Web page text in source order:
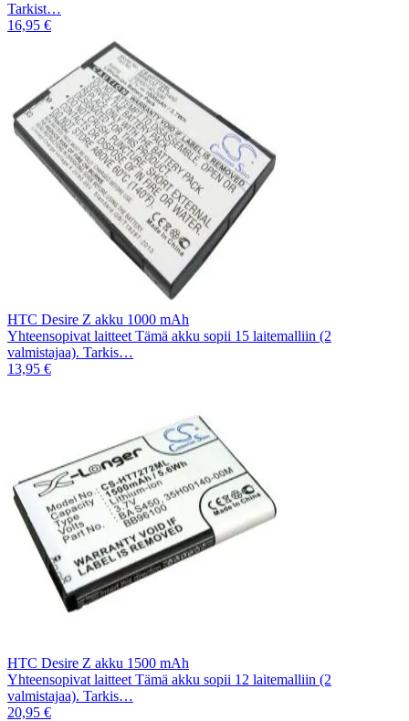
Tarkist…
16,95 €
HTC Desire Z akku 1000 mAh
Yhteensopivat laitteet Tämä akku sopii 15 laitemalliin (2
valmistajaa). Tarkis…
13,95 €
HTC Desire Z akku 1500 mAh
Yhteensopivat laitteet Tämä akku sopii 12 laitemalliin (2
valmistajaa). Tarkis…
20,95 €